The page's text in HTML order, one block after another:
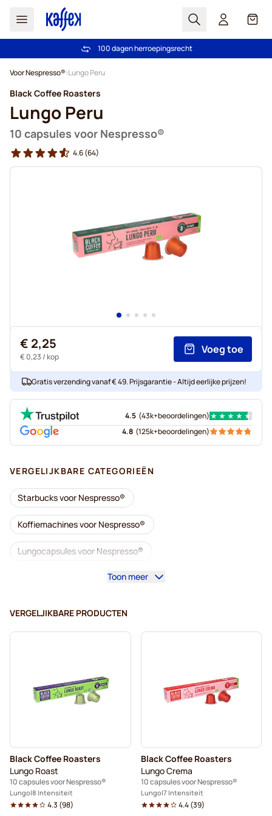
Zoek Cart
Gratis vanaf € 49
Prijsgarantie - Altijd eerlijke prijzen
100 dagen herroepingsrecht
Voor Nespresso® Lungo Peru
Black Coffee Roasters
Lungo Peru
10 capsules voor Nespresso®
4.6(64)
€ 2,25
€ 0,23 / kop
Voeg toe
Gratis verzending vanaf € 49. Prijsgarantie - Altijd eerlijke prijzen!
4.5 (43k+beoordelingen)
4.8 (125k+beoordelingen)
VERGELIJKBARE CATEGORIEËN
Starbucks voor Nespresso®
Koffiemachines voor Nespresso®
Lungocapsules voor Nespresso®
Lavazza voor Nespresso®
Café Royal-koffiecapsules voor Nespresso®
Alles voor uw koffie voor Nespresso®
Segafredo-koffiecapsules voor Nespresso®
Café René-koffiecapsules voor Nespresso®
Toon meer
VERGELJIKBARE PRODUCTEN
Black Coffee Roasters
Lungo Roast
10 capsules voor Nespresso®
Lungo 8 Intensiteit
4.3 (98)
Black Coffee Roasters
Lungo Crema
10 capsules voor Nespresso®
Lungo 7 Intensiteit
4.4(39)